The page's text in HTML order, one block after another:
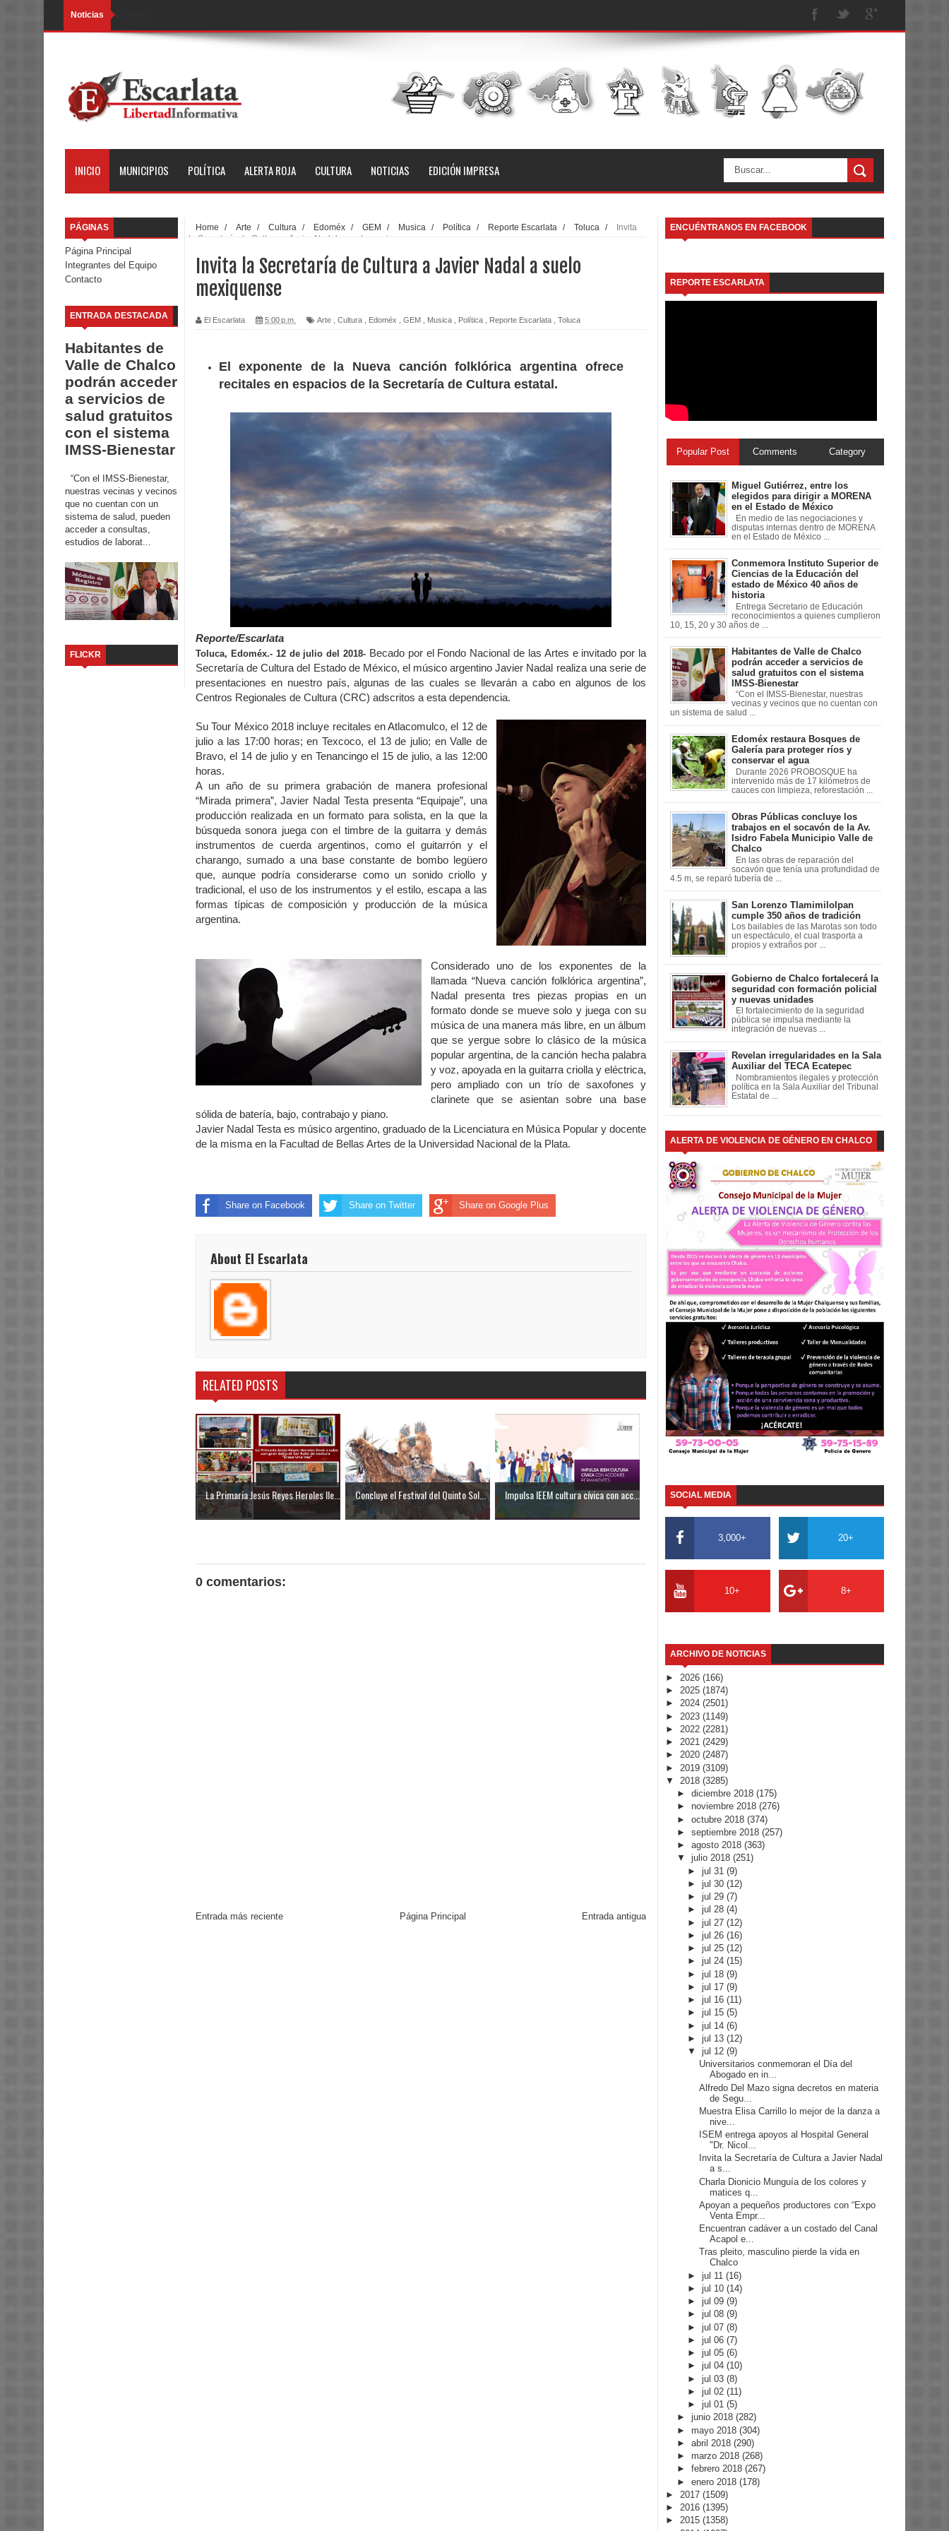
Noticias
INICIO MUNICIPIOS POLÍTICA ALERTA ROJA CULTURA NOTICIAS EDICIÓN IMPRESA
PÁGINAS
Página Principal
Integrantes del Equipo
Contacto
ENTRADA DESTACADA
Habitantes de
Valle de Chalco
podrán acceder
a servicios de
salud gratuitos
con el sistema
IMSS-Bienestar
“Con el IMSS-Bienestar,
nuestras vecinas y vecinos
que no cuentan con un
sistema de salud, pueden
acceder a consultas,
estudios de laborat...
FLICKR
Home / Arte / Cultura / Edoméx / GEM / Musica / Política / Reporte Escarlata / Toluca /
Invita
la Secretaría de Cultura a Javier Nadal a suelo mexiquense
Invita la Secretaría de Cultura a Javier Nadal a suelo
mexiquense
El Escarlata 5:00 p.m. Arte Cultura Edoméx GEM Musica Política Reporte Escarlata Toluca
El exponente de la Nueva canción folklórica argentina ofrece
recitales en espacios de la Secretaría de Cultura estatal.
Reporte/Escarlata
Toluca, Edoméx.- 12 de julio del 2018- Becado por el Fondo Nacional de las Artes e invitado por la
Secretaría de Cultura del Estado de México, el músico argentino Javier Nadal realiza una serie de
presentaciones en nuestro país, algunas de las cuales se llevarán a cabo en algunos de los
Centros Regionales de Cultura (CRC) adscritos a esta dependencia.
Su Tour México 2018 incluye recitales en Atlacomulco, el 12 de
julio a las 17:00 horas; en Texcoco, el 13 de julio; en Valle de
Bravo, el 14 de julio y en Tenancingo el 15 de julio, a las 12:00
horas.
A un año de su primera grabación de manera profesional
“Mirada primera”, Javier Nadal Testa presenta “Equipaje”, una
producción realizada en un formato para solista, en la que la
búsqueda sonora juega con el timbre de la guitarra y demás
instrumentos de cuerda argentinos, como el guitarrón y el
charango, sumado a una base constante de bombo legüero
que, aunque podría considerarse como un sonido criollo y
tradicional, el uso de los instrumentos y el estilo, escapa a las
formas típicas de composición y producción de la música
argentina.
Considerado uno de los exponentes de la
llamada “Nueva canción folklórica argentina”,
Nadal presenta tres piezas propias en un
formato donde se mueve solo y juega con su
música de una manera más libre, en un álbum
que se yergue sobre lo clásico de la música
popular argentina, de la canción hecha palabra
y voz, apoyada en la guitarra criolla y eléctrica,
pero ampliado con un trío de saxofones y
clarinete que se asientan sobre una base
sólida de batería, bajo, contrabajo y piano.
Javier Nadal Testa es músico argentino, graduado de la Licenciatura en Música Popular y docente
de la misma en la Facultad de Bellas Artes de la Universidad Nacional de la Plata.
Share on Facebook Share on Twitter Share on Google Plus
About El Escarlata
RELATED POSTS
La Primaria Jesús Reyes Heroles lle... Concluye el Festival del Quinto Sol... Impulsa IEEM cultura cívica con acc...
0 comentarios:
Entrada más reciente Entrada antigua
Página Principal
ENCUÉNTRANOS EN FACEBOOK
REPORTE ESCARLATA
Popular Post Comments Category
Miguel Gutiérrez, entre los
elegidos para dirigir a MORENA
en el Estado de México
En medio de las negociaciones y
disputas internas dentro de MORENA
en el Estado de México ...
Conmemora Instituto Superior de
Ciencias de la Educación del
estado de México 40 años de
historia
Entrega Secretario de Educación
reconocimientos a quienes cumplieron
10, 15, 20 y 30 años de ...
Habitantes de Valle de Chalco
podrán acceder a servicios de
salud gratuitos con el sistema
IMSS-Bienestar
“Con el IMSS-Bienestar, nuestras
vecinas y vecinos que no cuentan con
un sistema de salud ...
Edoméx restaura Bosques de
Galería para proteger ríos y
conservar el agua
Durante 2026 PROBOSQUE ha
intervenido más de 17 kilómetros de
cauces con limpieza, reforestación ...
Obras Públicas concluye los
trabajos en el socavón de la Av.
Isidro Fabela Municipio Valle de
Chalco
En las obras de reparación del
socavón que tenía una profundidad de
4.5 m, se reparó tubería de ...
San Lorenzo Tlamimilolpan
cumple 350 años de tradición
Los bailables de las Marotas son todo
un espectáculo, el cual trasporta a
propios y extraños por ...
Gobierno de Chalco fortalecerá la
seguridad con formación policial
y nuevas unidades
El fortalecimiento de la seguridad
pública se impulsa mediante la
integración de nuevas ...
Revelan irregularidades en la Sala
Auxiliar del TECA Ecatepec
Nombramientos ilegales y protección
política en la Sala Auxiliar del Tribunal
Estatal de ...
ALERTA DE VIOLENCIA DE GÉNERO EN CHALCO
SOCIAL MEDIA
3,000+ 20+
10+ 8+
ARCHIVO DE NOTICIAS
► 2026 (166)
► 2025 (1874)
► 2024 (2501)
► 2023 (1149)
► 2022 (2281)
► 2021 (2429)
► 2020 (2487)
► 2019 (3109)
▼ 2018 (3285)
► diciembre 2018 (175)
► noviembre 2018 (276)
► octubre 2018 (374)
► septiembre 2018 (257)
► agosto 2018 (363)
▼ julio 2018 (251)
►jul 31(9)
►jul 30(12)
►jul 29(7)
►jul 28(4)
►jul 27(12)
►jul 26(16)
►jul 25(12)
►jul 24(15)
►jul 18(9)
►jul 17(9)
►jul 16(11)
►jul 15(5)
►jul 14(6)
►jul 13(12)
▼jul 12(9)
Universitarios conmemoran el Día del
Abogado en in...
Alfredo Del Mazo signa decretos en materia
de Segu...
Muestra Elisa Carrillo lo mejor de la danza a
nive...
ISEM entrega apoyos al Hospital General
"Dr. Nicol...
Invita la Secretaría de Cultura a Javier Nadal
a s...
Charla Dionicio Munguía de los colores y
matices q...
Apoyan a pequeños productores con “Expo
Venta Empr...
Encuentran cadáver a un costado del Canal
Acapol e...
Tras pleito, masculino pierde la vida en
Chalco
►jul 11(16)
►jul 10(14)
►jul 09(9)
►jul 08(9)
►jul 07(8)
►jul 06(7)
►jul 05(6)
►jul 04(10)
►jul 03(8)
►jul 02(11)
►jul 01(5)
► junio 2018 (282)
► mayo 2018 (304)
► abril 2018 (290)
► marzo 2018 (268)
► febrero 2018 (267)
► enero 2018 (178)
► 2017 (1509)
► 2016 (1395)
► 2015 (1358)